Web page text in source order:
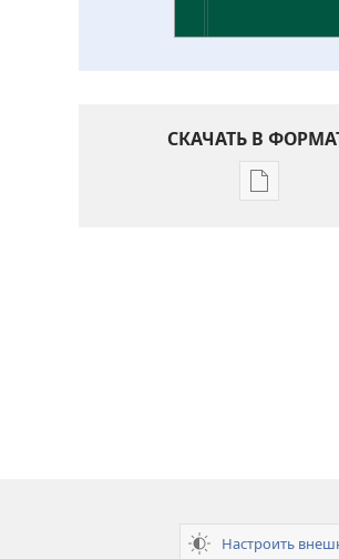
СКАЧАТЬ В
Варианты
Настроить